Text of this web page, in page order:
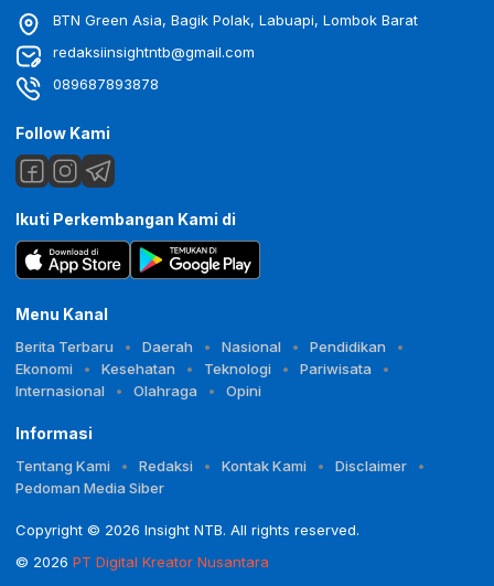
BTN Green Asia, Bagik Polak, Labuapi, Lombok Barat
redaksiinsightntb@gmail.com
089687893878
Follow Kami
Ikuti Perkembangan Kami di
Menu Kanal
Berita Terbaru Daerah Nasional
Pendidikan
Ekonomi
Kesehatan Teknologi
Pariwisata
Internasional
Olahraga Opini
Informasi
Tentang Kami Redaksi Kontak Kami
Disclaimer
Pedoman Media Siber
Copyright © 2026 Insight NTB. All rights reserved.
© 2026 PT Digital Kreator Nusantara